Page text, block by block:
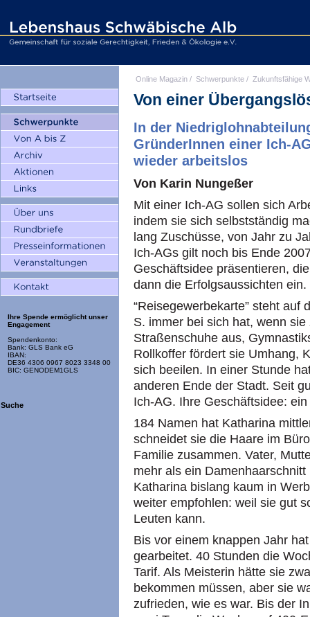
Ihre Spende ermöglicht unser
Engagement
Spendenkonto:
Bank: GLS Bank eG
IBAN:
DE36 4306 0967 8023 3348 00
BIC: GENODEM1GLS
Suche
Online Magazin / Schwerpunkte / Zukunftsfähige
Von einer
In der
GründerInnen einer Ich-
wieder arbeitslos
Von Karin Nungeßer
Mit einer Ich-AG sollen sich
indem sie sich selbstständig
lang Zuschüsse, von Jahr zu
Ich-AGs gilt noch bis Ende
Geschäftsidee präsentieren,
dann die Erfolgsaussichten ein.
“Reisegewerbekarte” steht auf
S. immer bei sich hat, wenn
Straßenschuhe aus,
Rollkoffer fördert sie Umhang,
sich beeilen. In einer Stunde
anderen Ende der Stadt. Seit
Ich-AG. Ihre Geschäftsidee:
184 Namen hat Katharina
schneidet sie die Haare im
Familie zusammen. Vater,
mehr als ein
Katharina bislang kaum in
weiter empfohlen: weil sie gut
Leuten kann.
Bis vor einem knappen Jahr
gearbeitet. 40 Stunden die
Tarif. Als Meisterin hätte sie
bekommen müssen, aber sie
zufrieden, wie es war. Bis der